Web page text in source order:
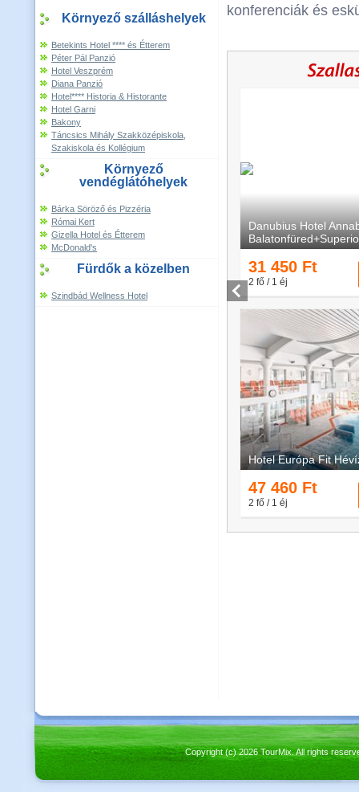
Környező szálláshelyek
Betekints Hotel **** és Étterem
Péter Pál Panzió
Hotel Veszprém
Diana Panzió
Hotel**** Historia & Historante
Hotel Garni
Bakony
Táncsics Mihály Szakközépiskola,
Szakiskola és Kollégium
Környező
vendéglátóhelyek
Bárka Söröző és Pizzéria
Római Kert
Gizella Hotel és Étterem
McDonald's
Fürdők a közelben
Szindbád Wellness Hotel
konferenciák és
Copyright (c) 2026 TourMix. All rights